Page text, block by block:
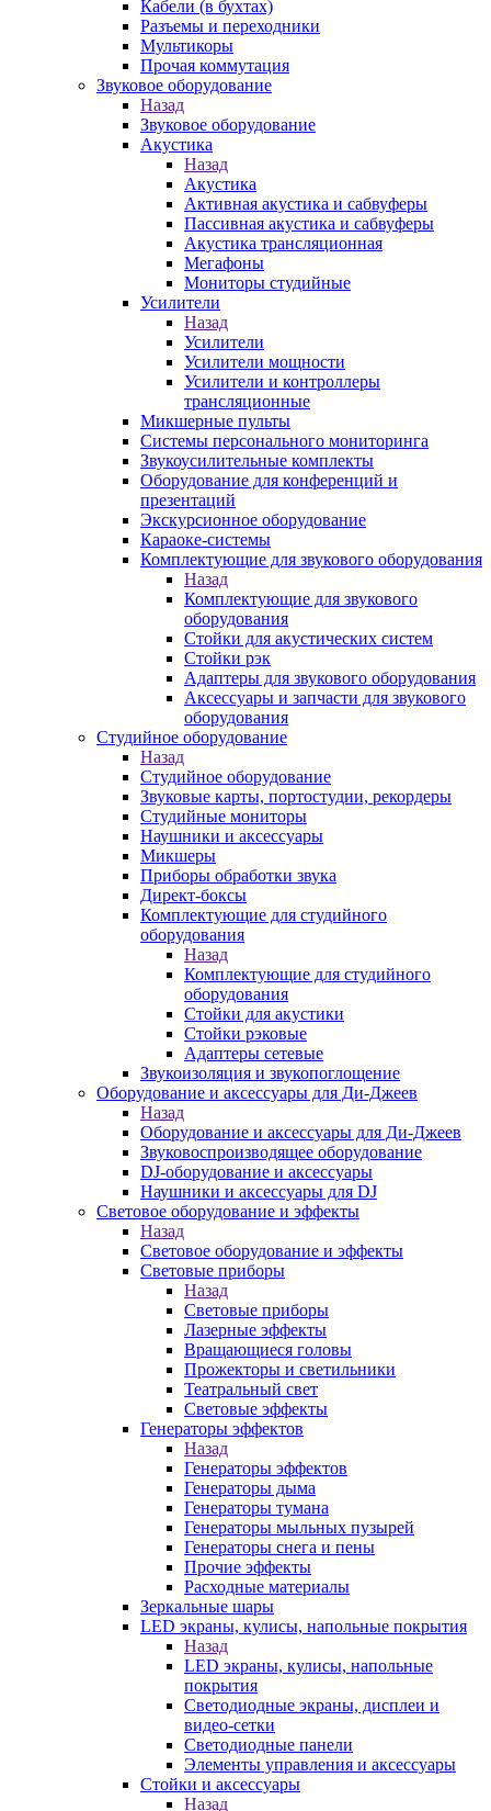
Кабели (в бухтах)
Разъемы и переходники
Мультикоры
Прочая коммутация
Звуковое оборудование
Назад
Звуковое оборудование
Акустика
Назад
Акустика
Активная акустика и сабвуферы
Пассивная акустика и сабвуферы
Акустика трансляционная
Мегафоны
Мониторы студийные
Усилители
Назад
Усилители
Усилители мощности
Усилители и контроллеры
трансляционные
Микшерные пульты
Системы персонального мониторинга
Звукоусилительные комплекты
Оборудование для конференций и
презентаций
Экскурсионное оборудование
Караоке-системы
Комплектующие для звукового оборудования
Назад
Комплектующие для звукового
оборудования
Стойки для акустических систем
Стойки рэк
Адаптеры для звукового оборудования
Аксессуары и запчасти для звукового
оборудования
Студийное оборудование
Назад
Студийное оборудование
Звуковые карты, портостудии, рекордеры
Студийные мониторы
Наушники и аксессуары
Микшеры
Приборы обработки звука
Директ-боксы
Комплектующие для студийного
оборудования
Назад
Комплектующие для студийного
оборудования
Стойки для акустики
Стойки рэковые
Адаптеры сетевые
Звукоизоляция и звукопоглощение
Оборудование и аксессуары для Ди-Джеев
Назад
Оборудование и аксессуары для Ди-Джеев
Звуковоспроизводящее оборудование
DJ-оборудование и аксессуары
Наушники и аксессуары для DJ
Световое оборудование и эффекты
Назад
Световое оборудование и эффекты
Световые приборы
Назад
Световые приборы
Лазерные эффекты
Вращающиеся головы
Прожекторы и светильники
Театральный свет
Световые эффекты
Генераторы эффектов
Назад
Генераторы эффектов
Генераторы дыма
Генераторы тумана
Генераторы мыльных пузырей
Генераторы снега и пены
Прочие эффекты
Расходные материалы
Зеркальные шары
LED экраны, кулисы, напольные покрытия
Назад
LED экраны, кулисы, напольные
покрытия
Светодиодные экраны, дисплеи и
видео-сетки
Светодиодные панели
Элементы управления и аксессуары
Стойки и аксессуары
Назад